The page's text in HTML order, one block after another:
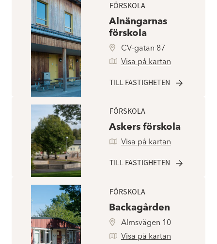
FÖRSKOLA
Alnängarnas
förskola
CV-gatan 87
Visa på kartan
TILL FASTIGHETEN
FÖRSKOLA
Askers förskola
Visa på kartan
TILL FASTIGHETEN
FÖRSKOLA
Backagården
Almsvägen 10
Visa på kartan